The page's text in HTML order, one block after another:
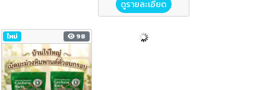
ดูรายละเอียด
ใหม่ 98